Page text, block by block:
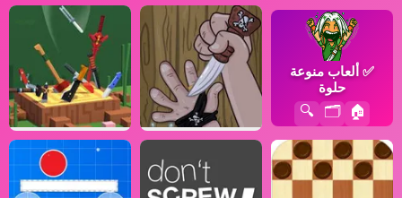
✅ ألعاب منوعة
حلوة
🏠
🗂️
🔍